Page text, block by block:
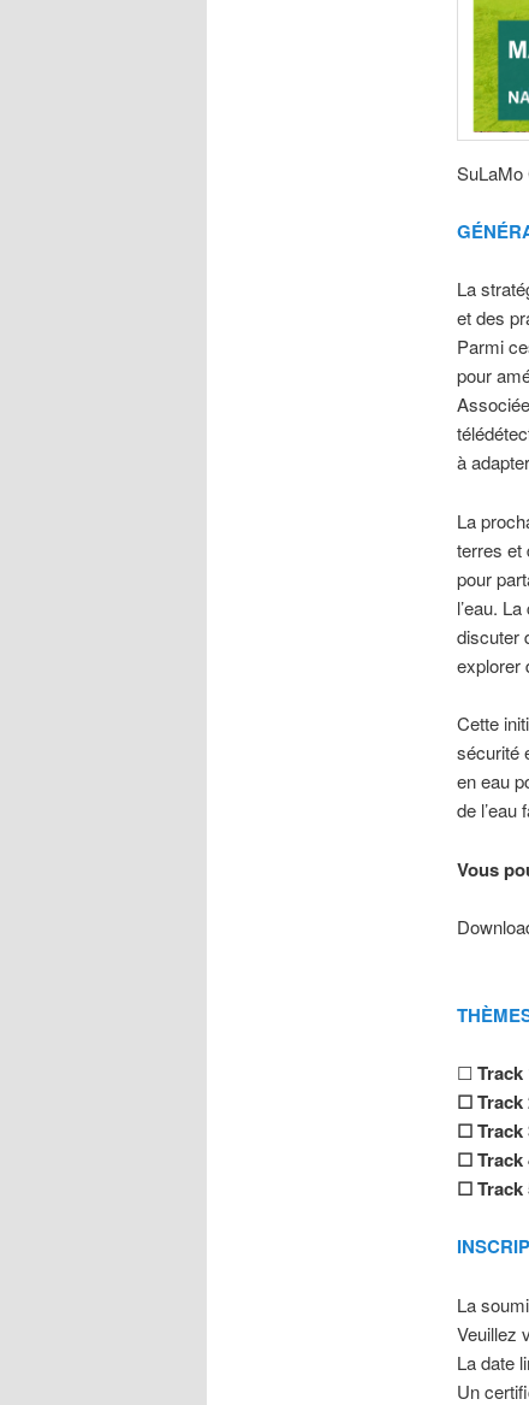
SuLaMo
La
et des
Parmi
pour
à
La
terres et
pour
l’eau.
discuter
explorer
Cette
sécurité
en eau
de
Vous
☐ Track
☐Track
☐Track
☐Track
☐Track
La
Veuillez
La date
Un